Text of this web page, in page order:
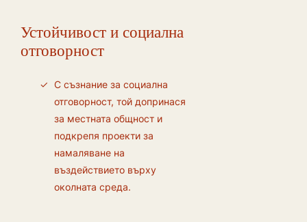
Устойчивост и социална
отговорност
С съзнание за социална
отговорност, той допринася
за местната общност и
подкрепя проекти за
намаляване на
въздействието върху
околната среда.